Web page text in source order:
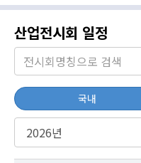
산업전시회 일정
국내